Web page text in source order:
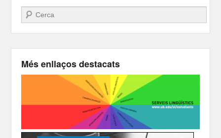
Search
Més enllaços destacats